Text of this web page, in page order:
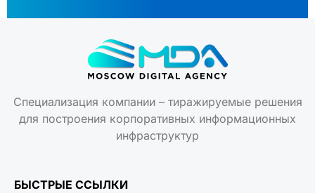
Специализация компании – тиражируемые решения
для построения корпоративных информационных
инфраструктур
БЫСТРЫЕ ССЫЛКИ